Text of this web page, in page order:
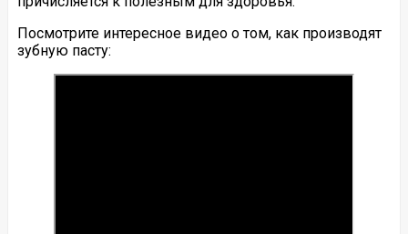
Посмотрите интересное видео о том, как производят
зубную пасту: